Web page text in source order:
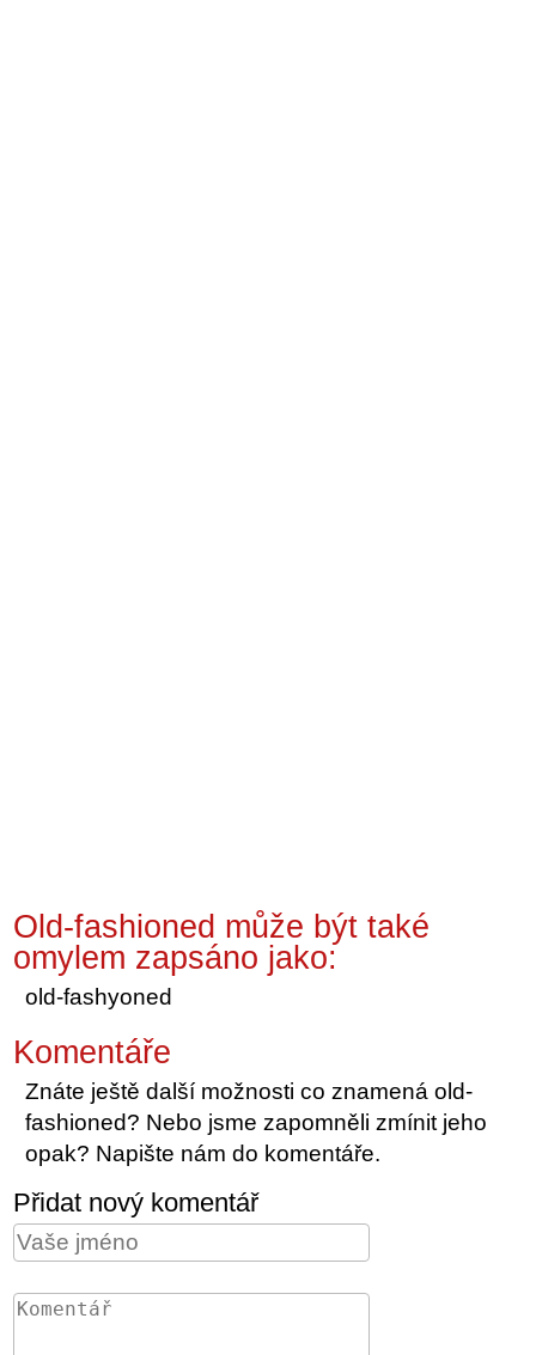
Old-fashioned může být také
omylem zapsáno jako:
old-fashyoned
Komentáře
Znáte ještě další možnosti co znamená old-
fashioned? Nebo jsme zapomněli zmínit jeho
opak? Napište nám do komentáře.
Přidat nový komentář